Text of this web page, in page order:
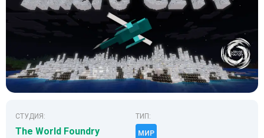
СТУДИЯ:
The World Foundry
ТИП:
МИР